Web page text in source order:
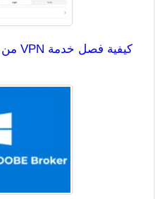
كيفية فصل خدمة VPN من Bitdefender؟ (دليل كامل)